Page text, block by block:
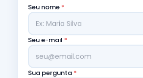
Seu nome *
Seu e-mail *
Sua pergunta *